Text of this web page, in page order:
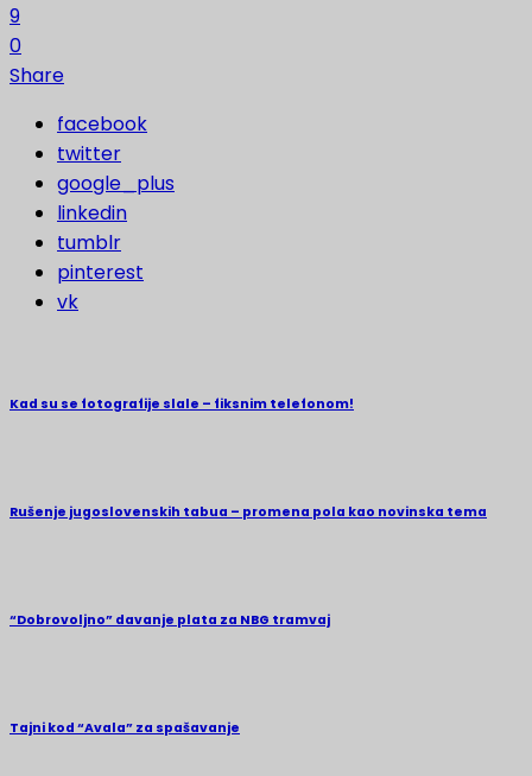
9
0
Share
facebook
twitter
google_plus
linkedin
tumblr
pinterest
vk
Kad su se fotografije slale – fiksnim telefonom!
Rušenje jugoslovenskih tabua – promena pola kao novinska tema
“Dobrovoljno” davanje plata za NBG tramvaj
Tajni kod “Avala” za spašavanje